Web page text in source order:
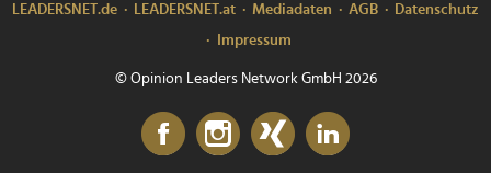
LEADERSNET.de LEADERSNET.at Mediadaten AGB
Datenschutz
Impressum
© Opinion Leaders Network GmbH 2026